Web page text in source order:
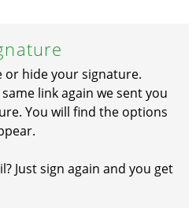
or hide your signature.
link again we sent you
You will find the options
Just sign again and you get